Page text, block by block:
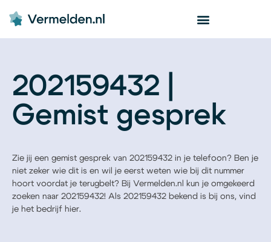
202159432 |
Gemist gesprek
Zie jij een gemist gesprek van 202159432 in je telefoon? Ben je
niet zeker wie dit is en wil je eerst weten wie bij dit nummer
hoort voordat je terugbelt? Bij Vermelden.nl kun je omgekeerd
zoeken naar 202159432! Als 202159432 bekend is bij ons, vind
je het bedrijf hier.